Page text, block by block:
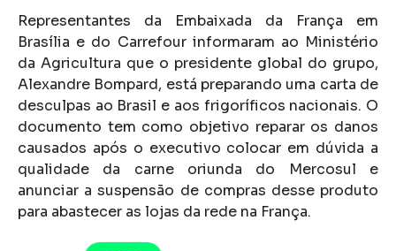
Representantes da Embaixada da França em
Brasília e do Carrefour informaram ao Ministério
da Agricultura que o presidente global do grupo,
Alexandre Bompard, está preparando uma carta de
desculpas ao Brasil e aos frigoríficos nacionais. O
documento tem como objetivo reparar os danos
causados após o executivo colocar em dúvida a
qualidade da carne oriunda do Mercosul e
anunciar a suspensão de compras desse produto
para abastecer as lojas da rede na França.